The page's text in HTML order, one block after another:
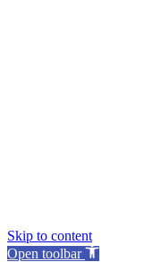
Skip to content
Open toolbar